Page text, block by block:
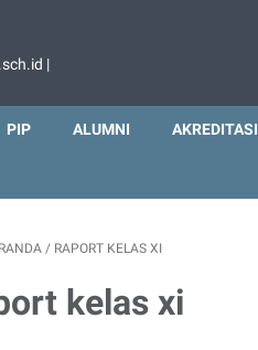
|
PIP ALUMNI AKREDITASI
/ RAPORT KELAS XI
kelas xi